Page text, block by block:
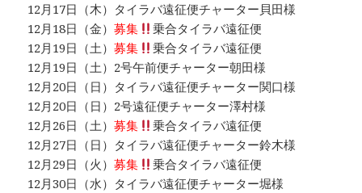
12月17日（木）タイラバ遠征便チャーター貝田様
12月18日（金）募集
乗合タイラバ遠征便
12月19日（土）募集
乗合タイラバ遠征便
12月19日（土）2号午前便チャーター朝田様
12月20日（日）タイラバ遠征便チャーター関口様
12月20日（日）2号遠征便チャーター澤村様
12月26日（土）募集
乗合タイラバ遠征便
12月27日（日）タイラバ遠征便チャーター鈴木様
12月29日（火）募集
乗合タイラバ遠征便
12月30日（水）タイラバ遠征便チャーター堀様